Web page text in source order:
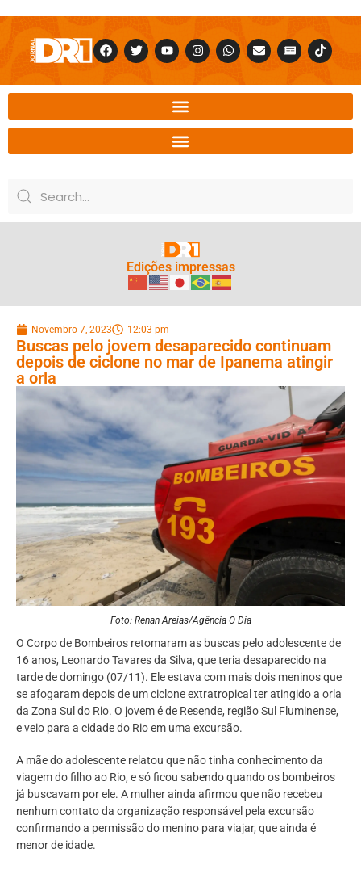
Edições impressas
Novembro 7, 2023 12:03 pm
Buscas pelo jovem desaparecido continuam
depois de ciclone no mar de Ipanema atingir
a orla
Foto: Renan Areias/Agência O Dia
O Corpo de Bombeiros retomaram as buscas pelo adolescente de
16 anos, Leonardo Tavares da Silva, que teria desaparecido na
tarde de domingo (07/11). Ele estava com mais dois meninos que
se afogaram depois de um ciclone extratropical ter atingido a orla
da Zona Sul do Rio. O jovem é de Resende, região Sul Fluminense,
e veio para a cidade do Rio em uma excursão.
A mãe do adolescente relatou que não tinha conhecimento da
viagem do filho ao Rio, e só ficou sabendo quando os bombeiros
já buscavam por ele. A mulher ainda afirmou que não recebeu
nenhum contato da organização responsável pela excursão
confirmando a permissão do menino para viajar, que ainda é
menor de idade.